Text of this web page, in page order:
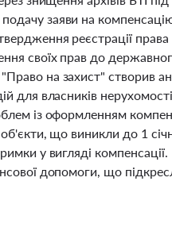
заяви на
реєстрації
своїх прав до
на захист" створив
для власників
із оформленням
що виникли до 1
у вигляді
допомоги, що